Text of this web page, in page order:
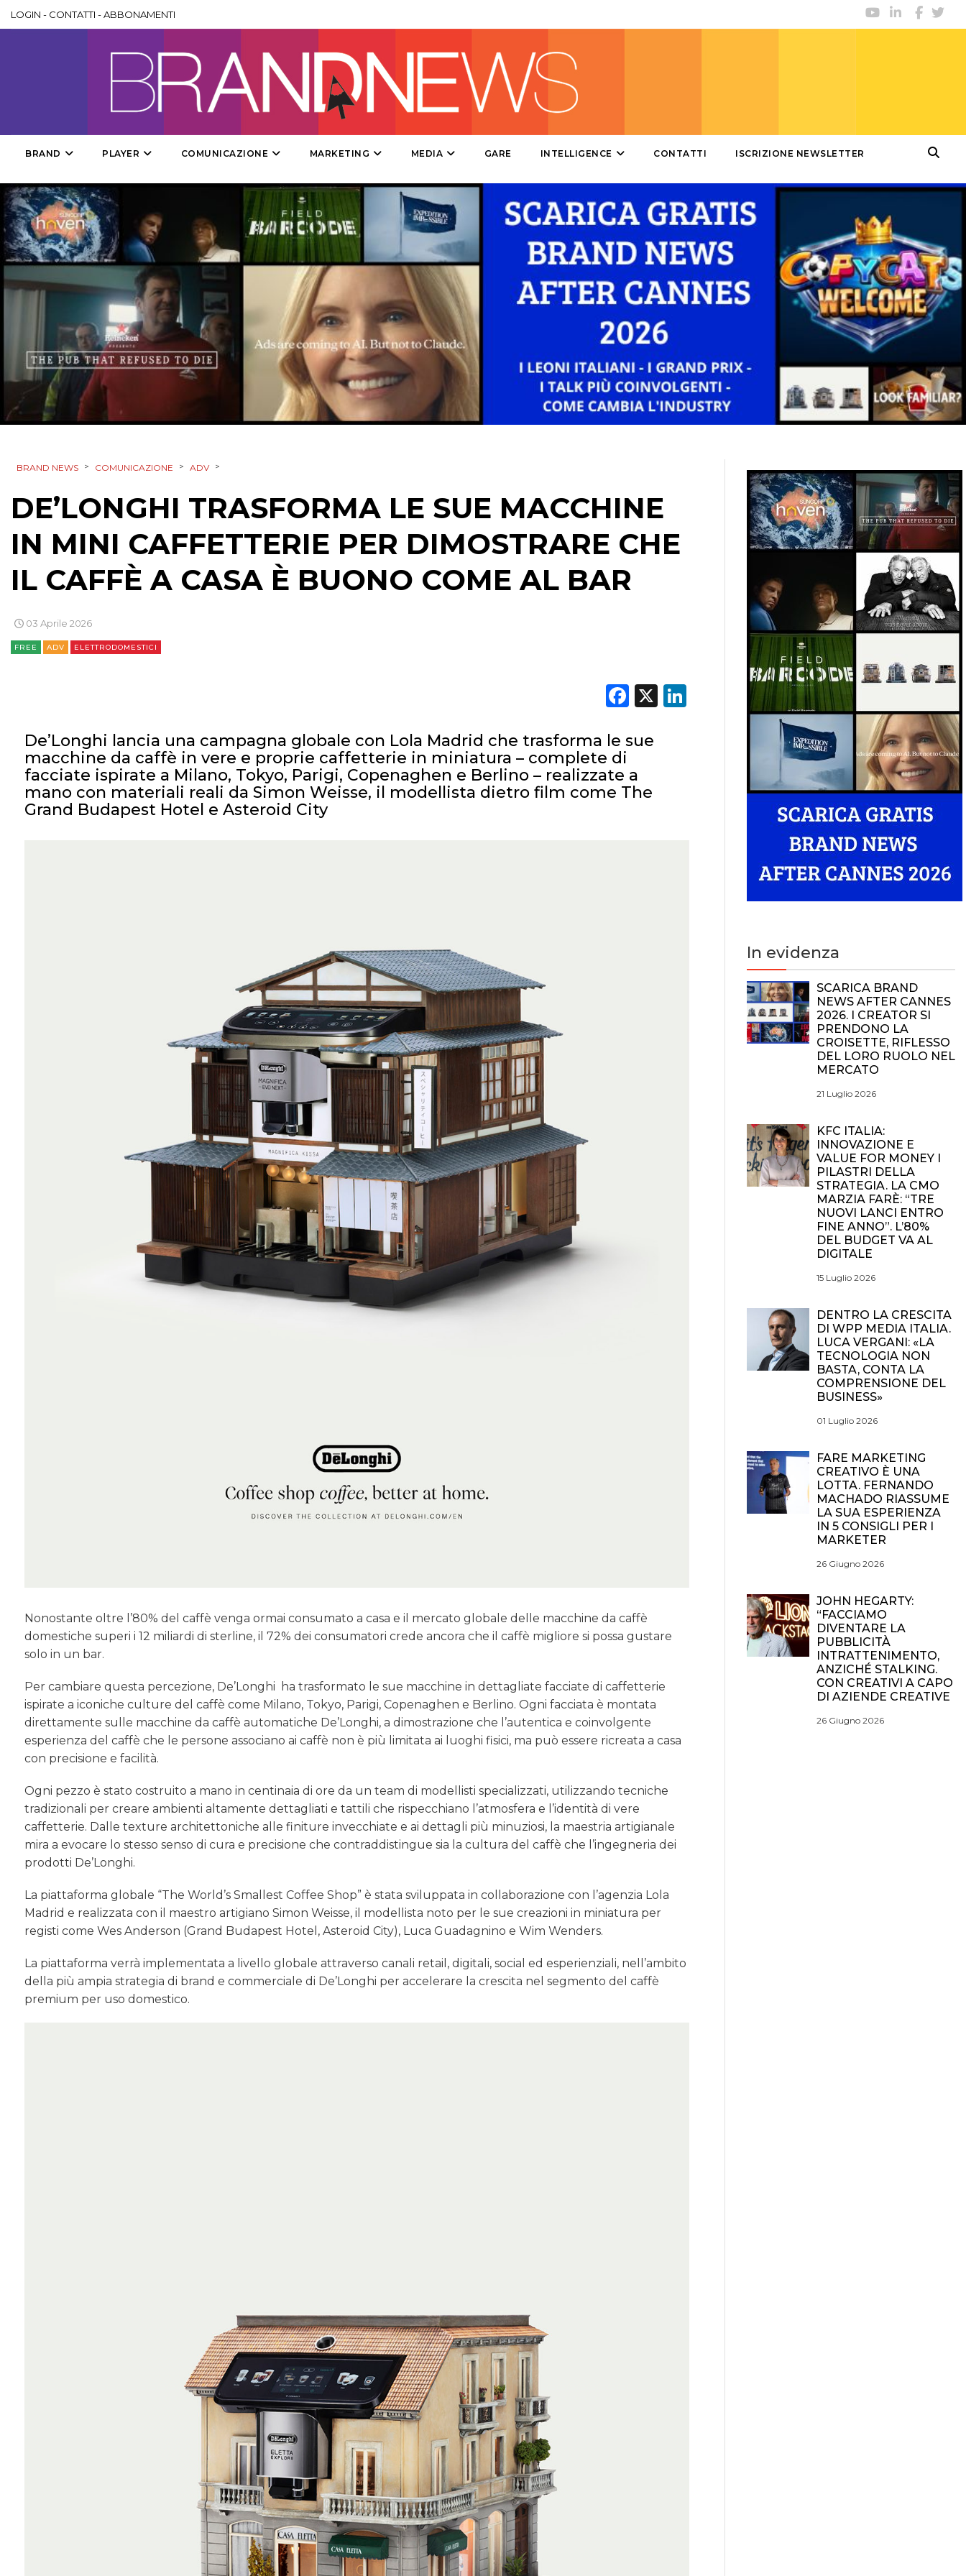
DATI
RICERCHE
NORMATIVE
TREND
CASE HISTORY
OPINIONI
LOGIN - CONTATTI -ABBONAMENTI
BRAND PLAYER COMUNICAZIONE MARKETING MEDIA GARE INTELLIGENCE CONTATTI ISCRIZIONE NEWSLETTER
BRAND NEWS > COMUNICAZIONE > ADV >
DE’LONGHI TRASFORMA LE SUE MACCHINE
IN MINI CAFFETTERIE PER DIMOSTRARE CHE
IL CAFFÈ A CASA È BUONO COME AL BAR
03 Aprile 2026
FREE ADV ELETTRODOMESTICI
Facebook
X LinkedIn
De’Longhi lancia una campagna globale con Lola Madrid che trasforma le sue
macchine da caffè in vere e proprie caffetterie in miniatura – complete di
facciate ispirate a Milano, Tokyo, Parigi, Copenaghen e Berlino – realizzate a
mano con materiali reali da Simon Weisse, il modellista dietro film come The
Grand Budapest Hotel e Asteroid City
Nonostante oltre l’80% del caffè venga ormai consumato a casa e il mercato globale delle macchine da caffè
domestiche superi i 12 miliardi di sterline, il 72% dei consumatori crede ancora che il caffè migliore si possa gustare
solo in un bar.
Per cambiare questa percezione, De’Longhi ha trasformato le sue macchine in dettagliate facciate di caffetterie
ispirate a iconiche culture del caffè come Milano, Tokyo, Parigi, Copenaghen e Berlino. Ogni facciata è montata
direttamente sulle macchine da caffè automatiche De’Longhi, a dimostrazione che l’autentica e coinvolgente
esperienza del caffè che le persone associano ai caffè non è più limitata ai luoghi fisici, ma può essere ricreata a casa
con precisione e facilità.
Ogni pezzo è stato costruito a mano in centinaia di ore da un team di modellisti specializzati, utilizzando tecniche
tradizionali per creare ambienti altamente dettagliati e tattili che rispecchiano l’atmosfera e l’identità di vere
caffetterie. Dalle texture architettoniche alle finiture invecchiate e ai dettagli più minuziosi, la maestria artigianale
mira a evocare lo stesso senso di cura e precisione che contraddistingue sia la cultura del caffè che l’ingegneria dei
prodotti De’Longhi.
La piattaforma globale “The World’s Smallest Coffee Shop” è stata sviluppata in collaborazione con l’agenzia Lola
Madrid e realizzata con il maestro artigiano Simon Weisse, il modellista noto per le sue creazioni in miniatura per
registi come Wes Anderson (Grand Budapest Hotel, Asteroid City), Luca Guadagnino e Wim Wenders.
La piattaforma verrà implementata a livello globale attraverso canali retail, digitali, social ed esperienziali, nell’ambito
della più ampia strategia di brand e commerciale di De’Longhi per accelerare la crescita nel segmento del caffè
premium per uso domestico.
In evidenza
SCARICA BRAND
NEWS AFTER CANNES
2026. I CREATOR SI
PRENDONO LA
CROISETTE, RIFLESSO
DEL LORO RUOLO NEL
MERCATO
21 Luglio 2026
KFC ITALIA:
INNOVAZIONE E
VALUE FOR MONEY I
PILASTRI DELLA
STRATEGIA. LA CMO
MARZIA FARÈ: “TRE
NUOVI LANCI ENTRO
FINE ANNO”. L’80%
DEL BUDGET VA AL
DIGITALE
15 Luglio 2026
DENTRO LA CRESCITA
DI WPP MEDIA ITALIA.
LUCA VERGANI: «LA
TECNOLOGIA NON
BASTA, CONTA LA
COMPRENSIONE DEL
BUSINESS»
01 Luglio 2026
FARE MARKETING
CREATIVO È UNA
LOTTA. FERNANDO
MACHADO RIASSUME
LA SUA ESPERIENZA
IN 5 CONSIGLI PER I
MARKETER
26 Giugno 2026
JOHN HEGARTY:
“FACCIAMO
DIVENTARE LA
PUBBLICITÀ
INTRATTENIMENTO,
ANZICHÉ STALKING.
CON CREATIVI A CAPO
DI AZIENDE CREATIVE
26 Giugno 2026